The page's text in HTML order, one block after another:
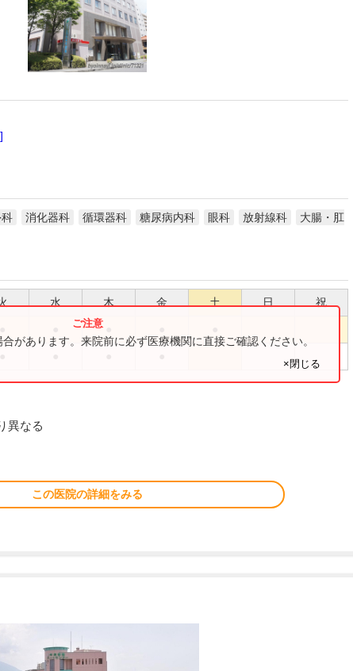
消化器科 循環器科 糖尿病内科 眼科 放射線科
大腸・肛
水 木 金 土 日 祝
があります。来院前に必ず医療機関に直接ご確認ください。
×閉じる
異なる
この医院の詳細をみる